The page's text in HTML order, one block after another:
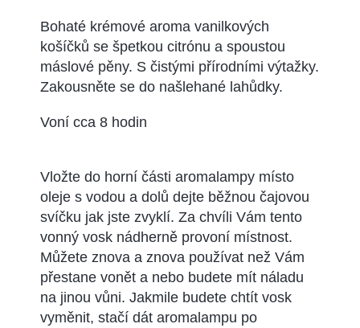
Bohaté krémové aroma vanilkových
košíčků se špetkou citrónu a spoustou
máslové pěny. S čistými přírodními výtažky.
Zakousněte se do našlehané lahůdky.
Voní cca 8 hodin
Vložte do horní části aromalampy místo
oleje s vodou a dolů dejte běžnou čajovou
svíčku jak jste zvyklí. Za chvíli Vám tento
vonný vosk nádherně provoní místnost.
Můžete znova a znova používat než Vám
přestane vonět a nebo budete mít náladu
na jinou vůni. Jakmile budete chtít vosk
vyměnit, stačí dát aromalampu po